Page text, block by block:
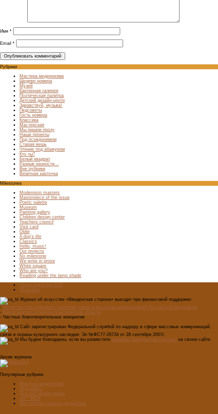
Имя *
Email *
Рубрики
Мастера модернизма
Шедевр номера
Музей
Картинная галерея
Поэтическая палитра
Детский дизайн-центр
Здравствуй, музыка!
Педсоветы
Гость номера
Классика
Мастерская
Мы пишем прозу
Наши проекты
Под псевдонимом
Старая вещь
Чтение под абажуром
Кто ты?
Белый квадрат
Разные разности…
Вне рубрики
Визитная карточка
Milestones
Modernism masters
Masterpiece of the issue
Poetic palette
Museum
Painting gallery
Children design center
Teachers council
Visit card
Oldie
A dog’s life
Classics
Hello, music!
Our projects
No milestone
We write in prose
White square
Who are you?
Reading under the lamp shade
Лента новостей RSS
Vkontakte
Журнал об искусстве «Введенская сторона» выходит при финансовой поддержке:
- Министерства цифрового развития, связи и массовых коммуникаций Российской Федерации
- Министерство культуры Новгородской области
- Частных благотворительных инициатив
Сайт зарегистрирован Федеральной службой по надзору в сфере массовых коммуникаций,
связи и охраны культурного наследия: Эл №ФС77-29734 от 28 сентября 2007г.
Мы будем благодарны, если вы разместите баннеры "Введенской стороны" на своем сайте.
Архив журнала
Популярные рубрики
Мастера модернизма
Педсоветы
Детский дизайн-центр
ART WEB
Мастерская главного редактора